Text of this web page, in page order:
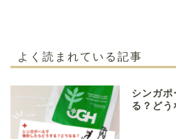
よく読まれている記事
シンガポ
る？どう